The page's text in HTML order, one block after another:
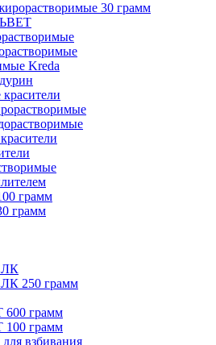
30 грамм
Kreda
грамм
грамм
250 грамм
грамм
грамм
взбивания